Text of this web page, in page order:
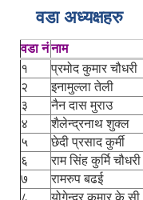
वडा अध्यक्षहरु
वडा नंनाम
१
प्रमोद कुमार चौधरी
२
इनामुल्ला तेली
३
नैन दास मुराउ
४
शैलेन्द्रनाथ शुक्ल
५
छेदी प्रसाद कुर्मी
६
राम सिंह कुर्मि चौधरी
७
रामरुप बढई
८
योगेन्द्र कुमार के.सी.